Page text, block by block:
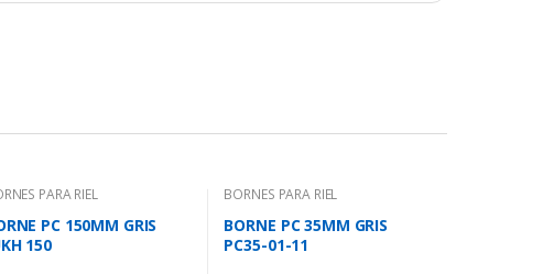
PARA RIEL
PC 150MM GRIS
150
BORNES PARA RIEL
BORNE PC 35MM GRIS
PC35-01-11